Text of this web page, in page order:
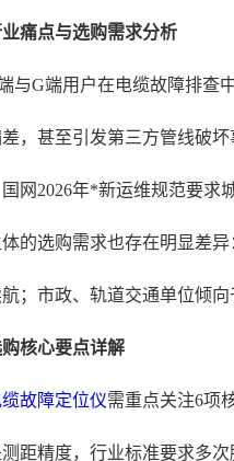
痛点与选购需求分析
与G端用户在电缆故障排查
，甚至引发第三方管线破
网2026年*新运维规范要求
的选购需求也存在明显差
；市政、轨道交通单位倾
核心要点详解
缆故障定位仪需重点关注6项
距精度，行业标准要求多